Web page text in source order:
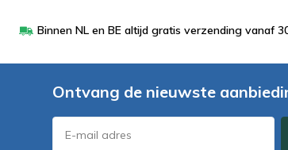
Binnen NL en BE altijd gratis verzending vanaf
Ontvang de nieuwste